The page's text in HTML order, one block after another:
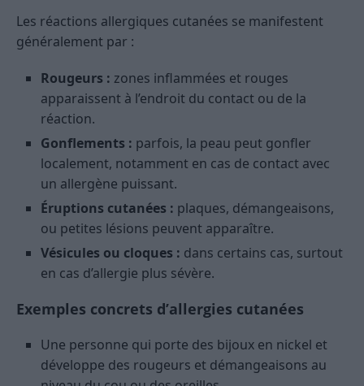
Les réactions allergiques cutanées se manifestent
généralement par :
Rougeurs : zones inflammées et rouges
apparaissent à l’endroit du contact ou de la
réaction.
Gonflements : parfois, la peau peut gonfler
localement, notamment en cas de contact avec
un allergène puissant.
Éruptions cutanées : plaques, démangeaisons,
ou petites lésions peuvent apparaître.
Vésicules ou cloques : dans certains cas, surtout
en cas d’allergie plus sévère.
Exemples concrets d’allergies cutanées
Une personne qui porte des bijoux en nickel et
développe des rougeurs et démangeaisons au